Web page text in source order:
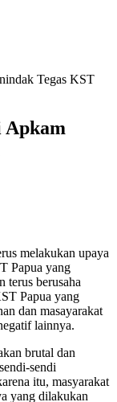
Tegas KST
Apkam
melakukan upaya
Papua yang
terus berusaha
Papua yang
dan masayarakat
lainnya.
brutal dan
sendi
itu, masyarakat
yang dilakukan